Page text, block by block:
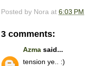
Posted by Nora at 6:03 PM
3 comments:
Azma said...
tension ye.. :)